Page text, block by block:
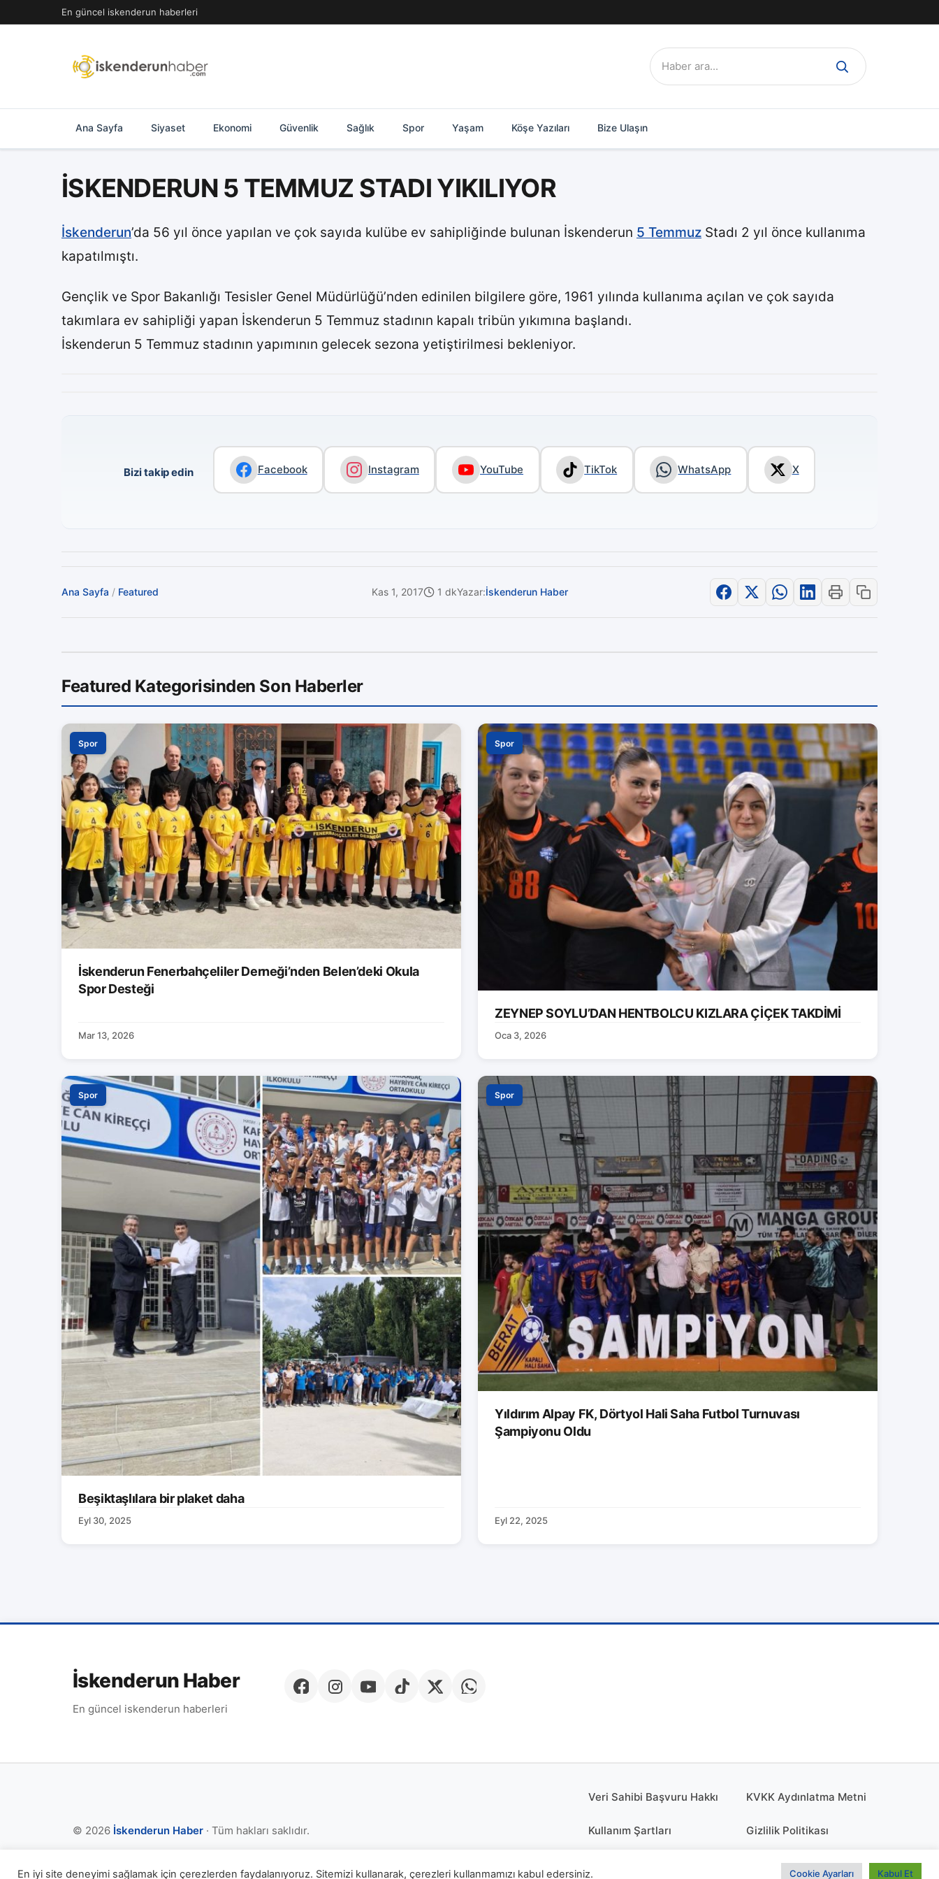
geç
En güncel iskenderun haberleri
Ara:
Ana Sayfa Siyaset Ekonomi Güvenlik Sağlık Spor Yaşam Köşe Yazıları Bize Ulaşın
İSKENDERUN 5 TEMMUZ STADI YIKILIYOR
İskenderun’da 56 yıl önce yapılan ve çok sayıda kulübe ev sahipliğinde bulunan İskenderun 5 Temmuz Stadı 2 yıl önce kullanıma
kapatılmıştı.
Gençlik ve Spor Bakanlığı Tesisler Genel Müdürlüğü’nden edinilen bilgilere göre, 1961 yılında kullanıma açılan ve çok sayıda
takımlara ev sahipliği yapan İskenderun 5 Temmuz stadının kapalı tribün yıkımına başlandı.
İskenderun 5 Temmuz stadının yapımının gelecek sezona yetiştirilmesi bekleniyor.
Bizi takip edin Facebook Instagram YouTube TikTok WhatsApp X
Ana Sayfa / Featured Kas 1, 2017 1 dkYazar:İskenderun Haber
Featured Kategorisinden Son Haberler
Spor
İskenderun Fenerbahçeliler Derneği’nden Belen’deki Okula
Spor Desteği
Mar 13, 2026
Spor
ZEYNEP SOYLU’DAN HENTBOLCU KIZLARA ÇİÇEK TAKDİMİ
Oca 3, 2026
Spor
Beşiktaşlılara bir plaket daha
Eyl 30, 2025
Spor
Yıldırım Alpay FK, Dörtyol Hali Saha Futbol Turnuvası
Şampiyonu Oldu
Eyl 22, 2025
İskenderun Haber
En güncel iskenderun haberleri
© 2026 İskenderun Haber · Tüm hakları saklıdır.
Veri Sahibi Başvuru Hakkı KVKK Aydınlatma Metni
Kullanım Şartları Gizlilik Politikası
KÜNYE
En iyi site deneyimi sağlamak için çerezlerden faydalanıyoruz. Sitemizi kullanarak, çerezleri kullanmamızı kabul edersiniz. Cookie Ayarları Kabul Et